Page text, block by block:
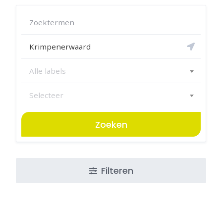
Alle labels
Selecteer
Zoeken
Filteren